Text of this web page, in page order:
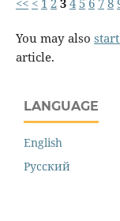
<< < 1 234 5 6 78
You may also
article.
LANGUAGE
English
Русский